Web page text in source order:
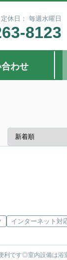
休日： 毎週水曜日
8123
わせ
インターネット対
利です◎室内設備は浴